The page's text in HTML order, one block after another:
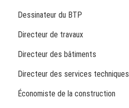
Dessinateur du BTP
Directeur de travaux
Directeur des bâtiments
Directeur des services techniques
Économiste de la construction